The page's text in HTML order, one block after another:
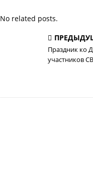
No related posts.
Праздник ко
участников